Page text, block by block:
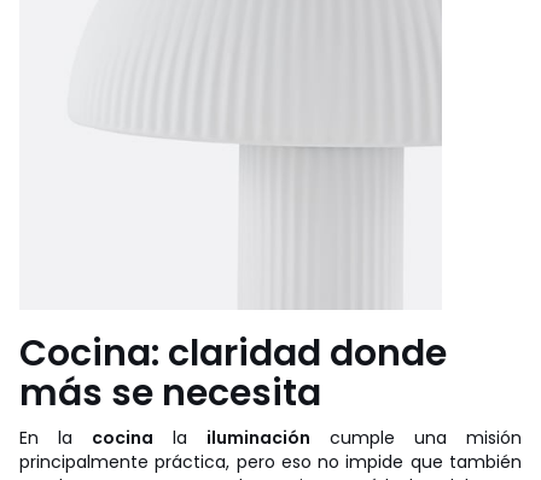
Cocina: claridad donde
más se necesita
En la cocina la iluminación cumple una misión
principalmente práctica, pero eso no impide que también